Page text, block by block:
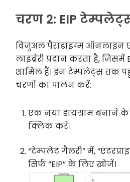
चरण 2: EIP
विजुअल पैराडाइग्म ऑनलाइन
लाइब्रेरी प्रदान करता है, जिसमें
शामिल हैं। इन टेम्पलेट्स तक
चरणों का पालन करें:
एक नया डायग्राम बनाने के
क्लिक करें।
“टेम्पलेट गैलरी” में,
सिर्फ “EIP” के लिए खोजें।